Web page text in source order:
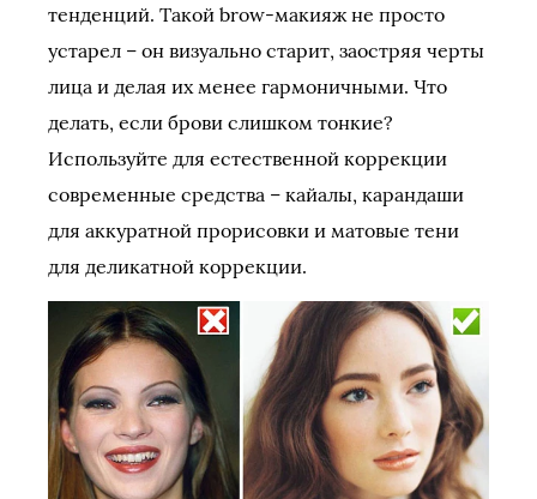
тенденций. Такой brow-макияж не просто
устарел – он визуально старит, заостряя черты
лица и делая их менее гармоничными. Что
делать, если брови слишком тонкие?
Используйте для естественной коррекции
современные средства – кайалы, карандаши
для аккуратной прорисовки и матовые тени
для деликатной коррекции.